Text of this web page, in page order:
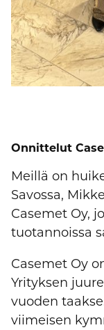
Onnittelut
Meillä on
Savossa,
Casemet Oy,
tuotannoissa
Casemet Oy
Yrityksen
vuoden
viimeisen